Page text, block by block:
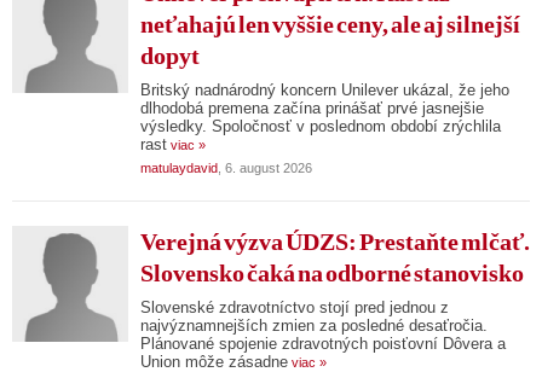
neťahajú len vyššie ceny, ale aj silnejší
dopyt
Britský nadnárodný koncern Unilever ukázal, že jeho
dlhodobá premena začína prinášať prvé jasnejšie
výsledky. Spoločnosť v poslednom období zrýchlila
rast viac »
matulaydavid , 6. august 2026
Verejná výzva ÚDZS: Prestaňte mlčať.
Slovensko čaká na odborné stanovisko
Slovenské zdravotníctvo stojí pred jednou z
najvýznamnejších zmien za posledné desaťročia.
Plánované spojenie zdravotných poisťovní Dôvera a
Union môže zásadne viac »